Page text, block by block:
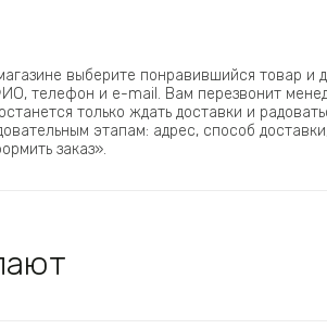
выберите понравившийся товар и
телефон и e-mail. Вам перезвонит
только ждать доставки и
этапам: адрес, способ
заказ».